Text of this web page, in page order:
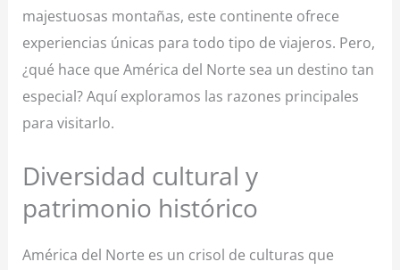
majestuosas montañas, este continente ofrece
experiencias únicas para todo tipo de viajeros. Pero,
¿qué hace que América del Norte sea un destino tan
especial? Aquí exploramos las razones principales
para visitarlo.
Diversidad cultural y
patrimonio histórico
América del Norte es un crisol de culturas que